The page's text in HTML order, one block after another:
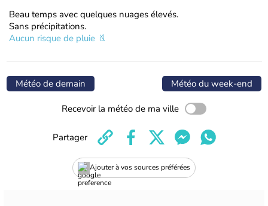
Beau temps avec quelques nuages élevés.
Sans précipitations.
Aucun risque de pluie
Météo de demain Météo du week-end
Recevoir la météo de ma ville
Ajouter à vos sources préférées
Partager